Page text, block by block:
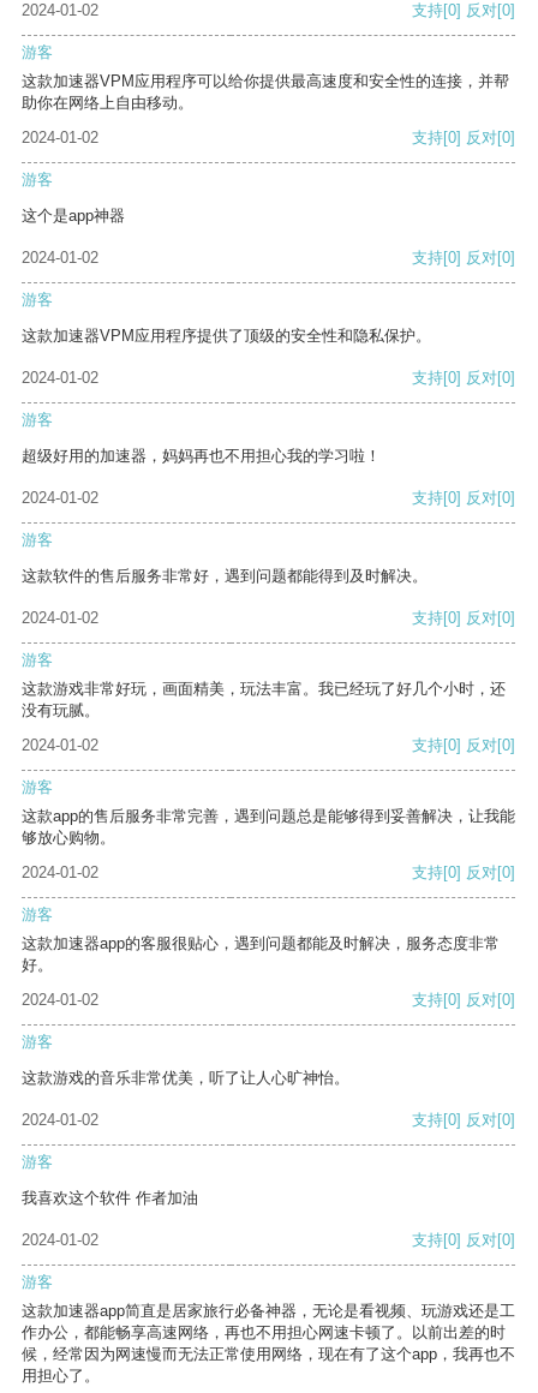
2024-01-02 支持[0] 反对[0]
游客
这款加速器VPM应用程序可以给你提供最高速度和安全性的连接，并帮
助你在网络上自由移动。
2024-01-02
支持[0] 反对[0]
游客
这个是app神器
2024-01-02 支持[0] 反对[0]
游客
这款加速器VPM应用程序提供了顶级的安全性和隐私保护。
2024-01-02 支持[0] 反对[0]
游客
超级好用的加速器，妈妈再也不用担心我的学习啦！
2024-01-02 支持[0] 反对[0]
游客
这款软件的售后服务非常好，遇到问题都能得到及时解决。
2024-01-02 支持[0] 反对[0]
游客
这款游戏非常好玩，画面精美，玩法丰富。我已经玩了好几个小时，还
没有玩腻。
2024-01-02
支持[0] 反对[0]
游客
这款app的售后服务非常完善，遇到问题总是能够得到妥善解决，让我能
够放心购物。
2024-01-02
支持[0] 反对[0]
游客
这款加速器app的客服很贴心，遇到问题都能及时解决，服务态度非常
好。
2024-01-02
支持[0] 反对[0]
游客
这款游戏的音乐非常优美，听了让人心旷神怡。
2024-01-02 支持[0] 反对[0]
游客
我喜欢这个软件 作者加油
2024-01-02 支持[0] 反对[0]
游客
这款加速器app简直是居家旅行必备神器，无论是看视频、玩游戏还是工
作办公，都能畅享高速网络，再也不用担心网速卡顿了。以前出差的时
候，经常因为网速慢而无法正常使用网络，现在有了这个app，我再也不
用担心了。